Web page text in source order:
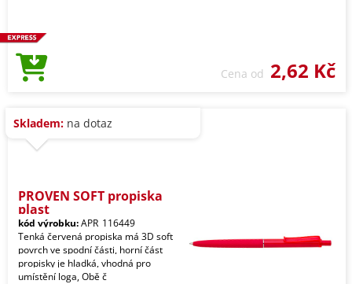
Cena od 2,62 Kč
Skladem: na dotaz
PROVEN SOFT propiska
plast
kód výrobku:APR_116449
Tenká červená propiska má 3D soft
povrch ve spodní části, horní část
propisky je hladká, vhodná pro
umístění loga, Obě č